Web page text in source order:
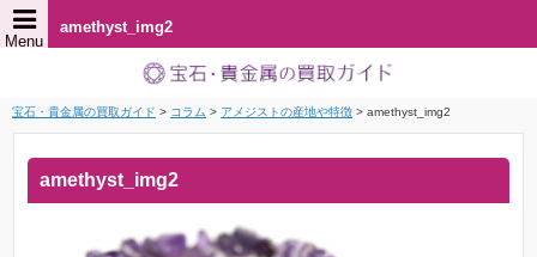
amethyst_img2
Menu
宝石・貴金属の買取ガイド > コラム > アメジストの産地や特徴 > amethyst_img2
amethyst_img2